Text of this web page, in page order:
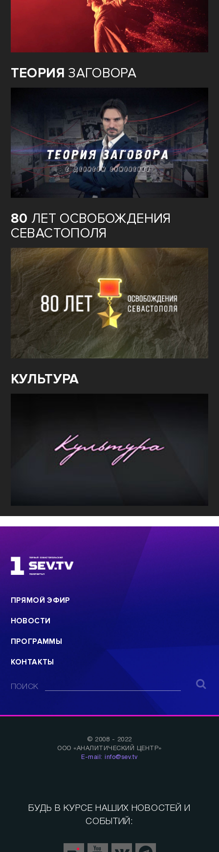
ТЕОРИЯ ЗАГОВОРА
80 ЛЕТ ОСВОБОЖДЕНИЯ
СЕВАСТОПОЛЯ
КУЛЬТУРА
ПРЯМОЙ ЭФИР
НОВОСТИ
ПРОГРАММЫ
КОНТАКТЫ
ПОИСК
© 2008 - 2022
ООО «АНАЛИТИЧЕСКИЙ ЦЕНТР»
E-mail: info@sev.tv
БУДЬ В КУРСЕ НАШИХ НОВОСТЕЙ И
СОБЫТИЙ: